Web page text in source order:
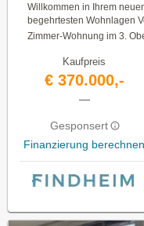
Willkommen in Ihrem
begehrtesten Wohnlagen
Zimmer-Wohnung im 3.
Kaufpreis
€ 370.000,-
—
Gesponsert
Finanzierung berechnen